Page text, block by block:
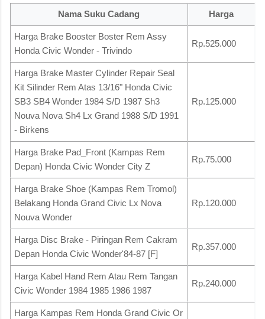
Nama Suku Cadang Harga
Harga Brake Booster Boster Rem Assy
Honda Civic Wonder - Trivindo
Rp.525.000
Harga Brake Master Cylinder Repair Seal
Kit Silinder Rem Atas 13/16" Honda Civic
SB3 SB4 Wonder 1984 S/D 1987 Sh3
Nouva Nova Sh4 Lx Grand 1988 S/D 1991
- Birkens
Rp.125.000
Harga Brake Pad_Front (Kampas Rem
Depan) Honda Civic Wonder City Z
Rp.75.000
Harga Brake Shoe (Kampas Rem Tromol)
Belakang Honda Grand Civic Lx Nova
Nouva Wonder
Rp.120.000
Harga Disc Brake - Piringan Rem Cakram
Depan Honda Civic Wonder'84-87 [F]
Rp.357.000
Harga Kabel Hand Rem Atau Rem Tangan
Civic Wonder 1984 1985 1986 1987
Rp.240.000
Harga Kampas Rem Honda Grand Civic Or